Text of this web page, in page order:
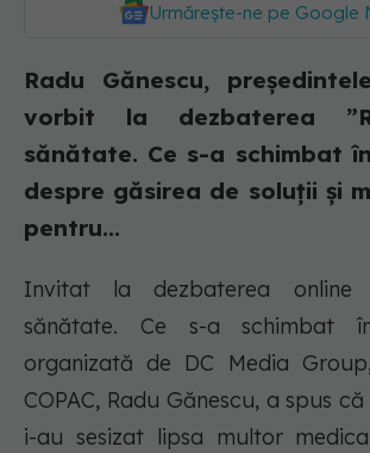
Urmărește-ne pe Google
Radu Gănescu,
vorbit la dezbaterea
sănătate. Ce s-a schimbat
despre găsirea de soluții și
pentru...
Invitat la dezbaterea online
sănătate. Ce s-a schimbat
organizată de DC Media
COPAC, Radu Gănescu, a spus
i-au sesizat lipsa multor